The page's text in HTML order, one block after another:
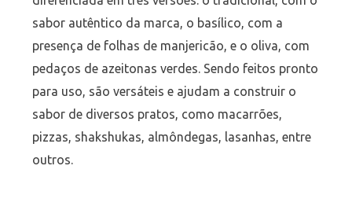
sabor autêntico da marca, o basílico, com a
presença de folhas de manjericão, e o oliva, com
pedaços de azeitonas verdes. Sendo feitos pronto
para uso, são versáteis e ajudam a construir o
sabor de diversos pratos, como macarrões,
pizzas, shakshukas, almôndegas, lasanhas, entre
outros.